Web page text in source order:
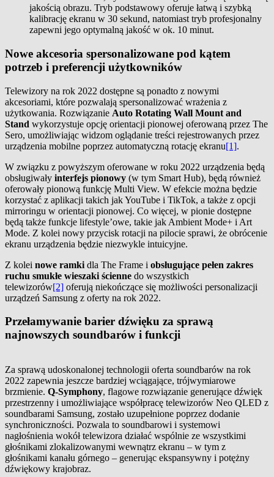
jakością obrazu. Tryb podstawowy oferuje łatwą i szybką
kalibrację ekranu w 30 sekund, natomiast tryb profesjonalny
zapewni jego optymalną jakość w ok. 10 minut.
Nowe akcesoria spersonalizowane pod kątem
potrzeb i preferencji użytkowników
Telewizory na rok 2022 dostępne są ponadto z nowymi
akcesoriami, które pozwalają spersonalizować wrażenia z
użytkowania. Rozwiązanie Auto Rotating Wall Mount and
Stand wykorzystuje opcję orientacji pionowej oferowaną przez The
Sero, umożliwiając widzom oglądanie treści rejestrowanych przez
urządzenia mobilne poprzez automatyczną rotację ekranu[1].
W związku z powyższym oferowane w roku 2022 urządzenia będą
obsługiwały interfejs pionowy (w tym Smart Hub), będą również
oferowały pionową funkcję Multi View. W efekcie można będzie
korzystać z aplikacji takich jak YouTube i TikTok, a także z opcji
mirroringu w orientacji pionowej. Co więcej, w pionie dostępne
będą także funkcje lifestyle’owe, takie jak Ambient Mode+ i Art
Mode. Z kolei nowy przycisk rotacji na pilocie sprawi, że obrócenie
ekranu urządzenia będzie niezwykle intuicyjne.
Z kolei nowe ramki dla The Frame i obsługujące pełen zakres
ruchu smukłe wieszaki ścienne do wszystkich
telewizorów[2] oferują niekończące się możliwości personalizacji
urządzeń Samsung z oferty na rok 2022.
Przełamywanie barier dźwięku za sprawą
najnowszych soundbarów i funkcji
Za sprawą udoskonalonej technologii oferta soundbarów na rok
2022 zapewnia jeszcze bardziej wciągające, trójwymiarowe
brzmienie. Q-Symphony, flagowe rozwiązanie generujące dźwięk
przestrzenny i umożliwiające współpracę telewizorów Neo QLED z
soundbarami Samsung, zostało uzupełnione poprzez dodanie
synchroniczności. Pozwala to soundbarowi i systemowi
nagłośnienia wokół telewizora działać wspólnie ze wszystkimi
głośnikami zlokalizowanymi wewnątrz ekranu – w tym z
głośnikami kanału górnego – generując ekspansywny i potężny
dźwiękowy krajobraz.